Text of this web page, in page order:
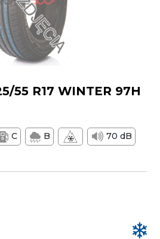
55 R17 WINTER 97H
C B
70 dB